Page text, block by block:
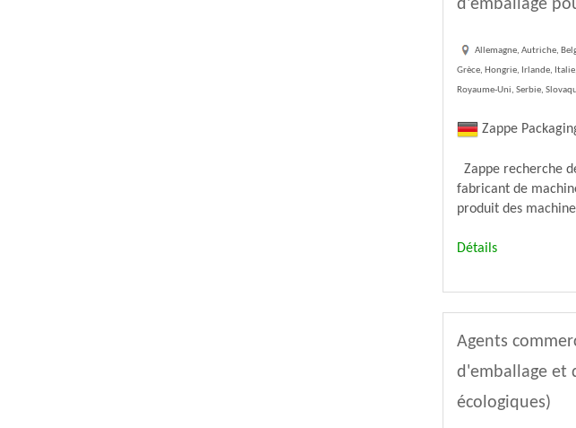
d'emballage
Allemagne, Autriche,
Grèce, Hongrie, Irlande,
Royaume-Uni, Serbie,
Zappe
Zappe recherche
fabricant de
produit des
Détails
Agents
d'emballage et
écologiques)